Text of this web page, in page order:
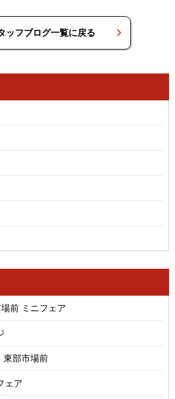
ッフブログ一覧に戻る
前 ミニフェア
部市場前
ェア